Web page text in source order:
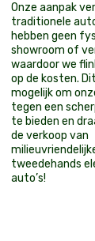
Onze aanpak
traditionele
hebben geen
showroom of
waardoor we
op de kosten.
mogelijk om
tegen een
te bieden en
de verkoop van
tweedehands
auto’s!